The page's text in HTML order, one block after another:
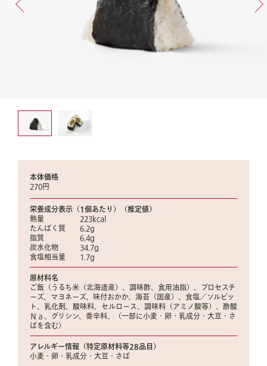
本体価格
270円
栄養成分表示（1個あたり）（推定値）
熱量 223kcal
たんぱく質 6.2g
脂質 6.4g
炭水化物 34.7g
食塩相当量 1.7g
原材料名
ご飯（うるち米（北海道産）、調味酢、食用油脂）、プロセスチ
ーズ、マヨネーズ、味付おかか、海苔（国産）、食塩／ソルビッ
ト、乳化剤、酸味料、セルロース、調味料（アミノ酸等）、酢酸
Ｎａ、グリシン、香辛料、（一部に小麦・卵・乳成分・大豆・さ
ばを含む）
アレルギー情報（特定原材料等28品目）
小麦・卵・乳成分・大豆・さば